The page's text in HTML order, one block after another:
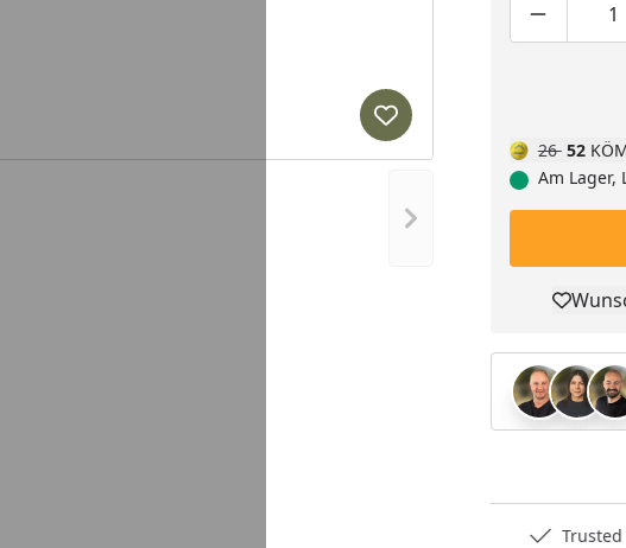
Nächstes Bild anzeigen
Produkt zur Wunschliste
26 52
Am Lager,